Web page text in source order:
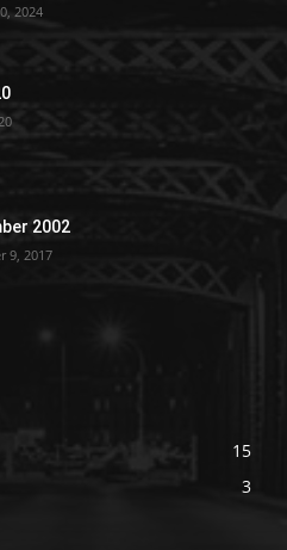
2024
2002
9, 2017
15
3